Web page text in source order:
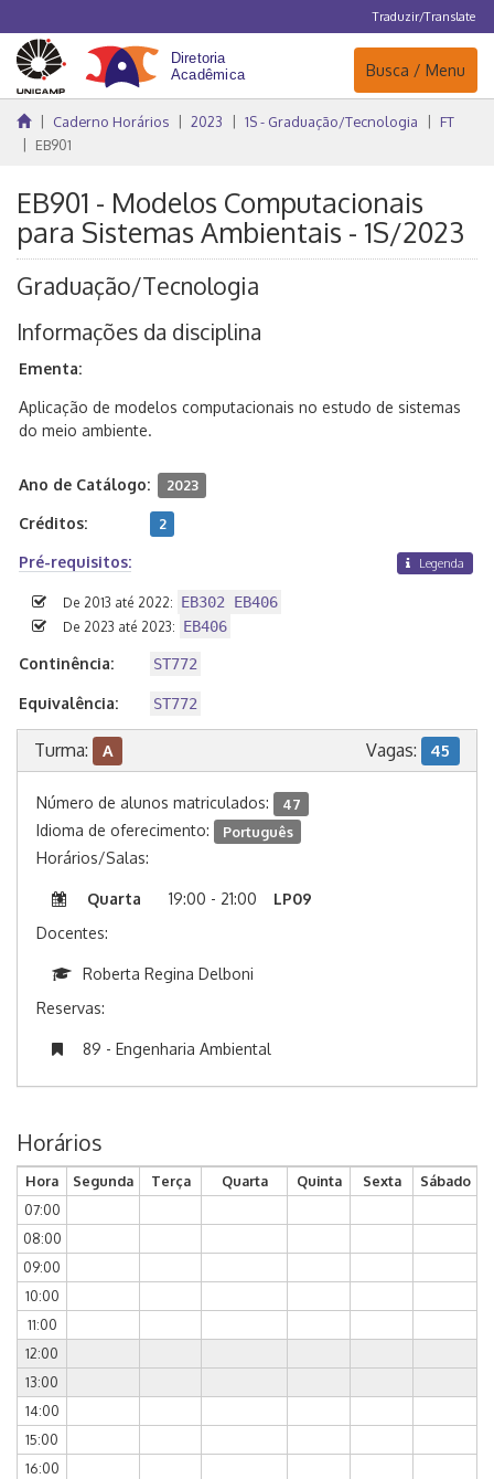
Traduzir/Translate
Navegação
Busca / Menu
Caderno Horários 2023 1S - Graduação/Tecnologia
FT
EB901
EB901 - Modelos Computacionais
para Sistemas Ambientais - 1S/2023
Graduação/Tecnologia
Informações da disciplina
Ementa:
Aplicação de modelos computacionais no estudo de sistemas
do meio ambiente.
Ano de Catálogo: 2023
Créditos: 2
Pré-requisitos: Legenda
De 2013 até 2022: EB302 EB406
De 2023 até 2023: EB406
Continência: ST772
Equivalência: ST772
Turma: A Vagas: 45
Número de alunos matriculados: 47
Idioma de oferecimento: Português
Horários/Salas:
Quarta 19:00 - 21:00
LP09
Docentes:
Roberta Regina Delboni
Reservas:
89 - Engenharia Ambiental
Horários
Hora Segunda Terça Quarta Quinta Sexta
Sábado
07:00
08:00
09:00
10:00
11:00
12:00
13:00
14:00
15:00
16:00